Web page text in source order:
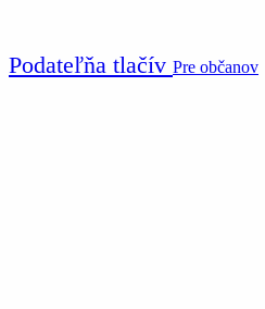
Podateľňa tlačív Pre občanov